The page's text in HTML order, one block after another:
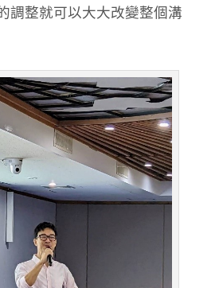
調整就可以大大改變整個溝